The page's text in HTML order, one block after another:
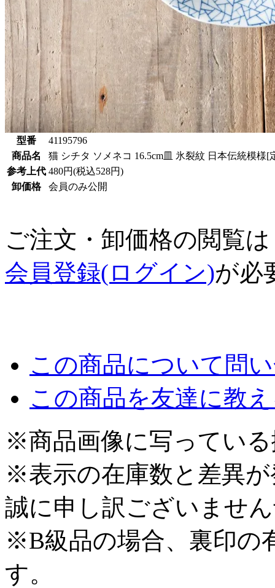
型番
41195796
商品名
猫 シチタ ソメネコ 16.5cm皿 氷裂紋 日本伝統模様[
参考上代 480円(税込528円)
卸価格
会員のみ公開
ご注文・卸価格の閲覧は
会員登録(ログイン)が必
この商品について問
この商品を友達に教
※商品画像に写ってい
※表示の在庫数と差異
誠に申し訳ございませ
※B級品の場合、裏印の
す。